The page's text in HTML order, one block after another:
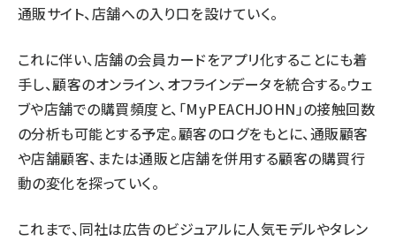
通販サイト、店舗への入り口を設けていく。
これに伴い、店舗の会員カードをアプリ化することにも着
手し、顧客のオンライン、オフラインデータを統合する。ウェ
ブや店舗での購買頻度と、「MyPEACHJOHN」の接触回数
の分析も可能とする予定。顧客のログをもとに、通販顧客
や店舗顧客、または通販と店舗を併用する顧客の購買行
動の変化を探っていく。
これまで、同社は広告のビジュアルに人気モデルやタレン